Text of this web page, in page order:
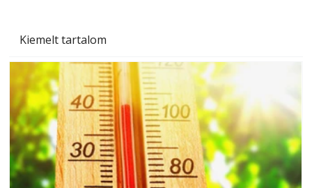
Kiemelt tartalom